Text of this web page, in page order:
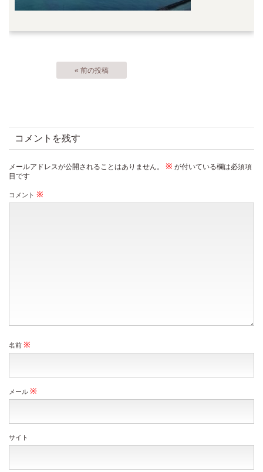
« 前の投稿
コメントを残す
メールアドレスが公開されることはありません。 ※ が付いている欄は必須項
目です
コメント ※
名前 ※
メール ※
サイト